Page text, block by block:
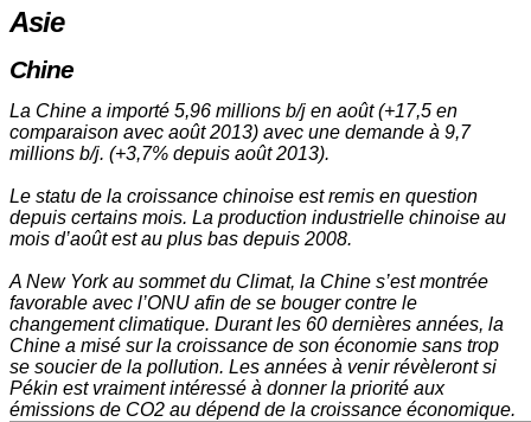
Asie
Chine
La Chine a importé 5,96 millions b/j en août (+17,5 en
comparaison avec août 2013) avec une demande à 9,7
millions b/j. (+3,7% depuis août 2013).
Le statu de la croissance chinoise est remis en question
depuis certains mois. La production industrielle chinoise au
mois d’août est au plus bas depuis 2008.
A New York au sommet du Climat, la Chine s’est montrée
favorable avec l’ONU afin de se bouger contre le
changement climatique. Durant les 60 dernières années, la
Chine a misé sur la croissance de son économie sans trop
se soucier de la pollution. Les années à venir révèleront si
Pékin est vraiment intéressé à donner la priorité aux
émissions de CO2 au dépend de la croissance économique.